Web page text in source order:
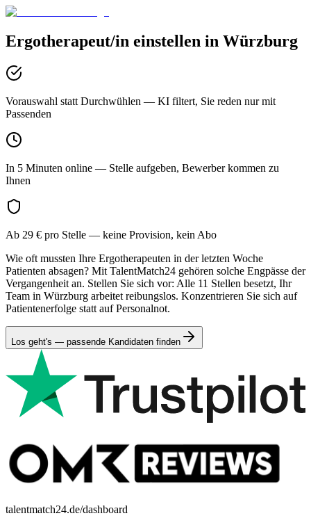
Ergotherapeut/in einstellen in Würzburg
Vorauswahl statt Durchwühlen — KI filtert, Sie reden nur mit
Passenden
In 5 Minuten online — Stelle aufgeben, Bewerber kommen zu
Ihnen
Ab 29 € pro Stelle — keine Provision, kein Abo
Wie oft mussten Ihre Ergotherapeuten in der letzten Woche
Patienten absagen? Mit TalentMatch24 gehören solche Engpässe der
Vergangenheit an. Stellen Sie sich vor: Alle 11 Stellen besetzt, Ihr
Team in Würzburg arbeitet reibungslos. Konzentrieren Sie sich auf
Patientenerfolge statt auf Personalnot.
Los geht's — passende Kandidaten finden
talentmatch24.de/dashboard